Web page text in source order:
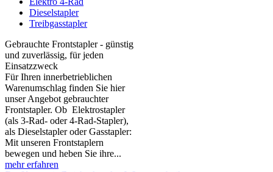
Dieselstapler
Treibgasstapler
Gebrauchte Frontstapler - günstig
und zuverlässig, für jeden
Einsatzzweck
Für Ihren innerbetrieblichen
Warenumschlag finden Sie hier
unser Angebot gebrauchter
Frontstapler. Ob Elektrostapler
(als 3-Rad- oder 4-Rad-Stapler),
als Dieselstapler oder Gasstapler:
Mit unseren Frontstaplern
bewegen und heben Sie ihre...
mehr erfahren